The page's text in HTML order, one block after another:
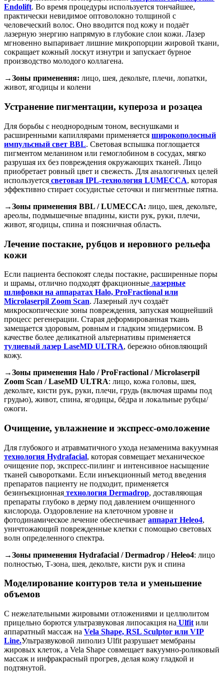
Endolift. Во время процедуры используется тончайшее,
практически невидимое оптоволокно толщиной с
человеческий волос. Оно вводится под кожу и подаёт
лазерную энергию напрямую в глубокие слои кожи. Лазер
мгновенно выпаривает лишние микропорции жировой ткани,
сокращает кожный лоскут изнутри и запускает бурное
производство молодого коллагена.
→Зоны применения: лицо, шея, декольте, плечи, лопатки,
живот, ягодицы и колени
Устранение пигментации, купероза и розацеа
Для борьбы с неоднородным тоном, веснушками и
расширенными капиллярами применяется широкополосный
импульсный свет BBL. Световая вспышка поглощается
пигментом меланином или гемоглобином в сосудах, мягко
разрушая их без повреждения окружающих тканей. Лицо
приобретает ровный цвет и свежесть. Для аналогичных целей
используется световая IPL-технология LUMECCA, которая
эффективно стирает сосудистые сеточки и пигментные пятна.
→Зоны применения BBL / LUMECCA: лицо, шея, декольте,
ареолы, подмышечные впадины, кисти рук, руки, плечи,
живот, ягодицы, спина и поясничная область.
Лечение постакне, рубцов и неровного рельефа
кожи
Если пациента беспокоят следы постакне, расширенные поры
и шрамы, отлично подходят фракционные лазерные
шлифовки на аппаратах Halo, ProFractional или
Microlaserpil Zoom Scan. Лазерный луч создаёт
микроскопические зоны повреждения, запуская мощнейший
процесс регенерации. Старая деформированная ткань
замещается здоровым, ровным и гладким эпидермисом. В
качестве более деликатной альтернативы применяется
тулиевый лазер LaseMD ULTRA, бережно обновляющий
кожу.
→Зоны применения Halo / ProFractional / Microlaserpil
Zoom Scan / LaseMD ULTRA: лицо, кожа головы, шея,
декольте, кисти рук, руки, плечи, грудь (включая шрамы под
грудью), живот, спина, ягодицы, бёдра и локальные рубцы/
ожоги.
Очищение, увлажнение и экспресс-омоложение
Для глубокого и атравматичного ухода незаменима вакуумная
технология Hydrafacial, которая совмещает механическое
очищение пор, экспресс-пилинг и интенсивное насыщение
тканей сыворотками. Если инъекционный метод введения
препаратов пациенту не подходит, применяется
безинъекционная технология Dermadrop, доставляющая
препараты глубоко в дерму под давлением очищенного
кислорода. Оздоровление на клеточном уровне и
фотодинамическое лечение обеспечивает аппарат Heleo4,
уничтожающий поврежденные клетки с помощью световых
волн определенного спектра.
→Зоны применения Hydrafacial / Dermadrop / Heleo4: лицо
полностью, Т-зона, шея, декольте, кисти рук и спина
Моделирование контуров тела и уменьшение
объемов
С нежелательными жировыми отложениями и целлюлитом
прицельно борются ультразвуковая липосакция на Ulfit или
аппаратный массаж на Vela Shaре, RSL Sculptor или VIP
Line.Ультразвуковой липолиз Ulfit разрушает мембраны
жировых клеток, а Vela Shape совмещает вакуумно-роликовый
массаж и инфракрасный прогрев, делая кожу гладкой и
подтянутой.